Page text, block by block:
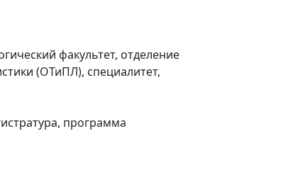
факультет, отделение
(ОТиПЛ), специалитет,
программа